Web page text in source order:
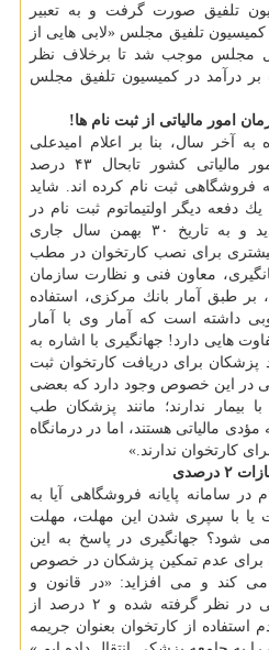
تلفیق صورت گرفت و به تعبیر
تلفیق مجلس «لابی هایی از
مجلس موجب شد تا برخلاف نظر
بر درآمد در كمیسیون تلفیق مجلس
امور مالیاتی از ثبت نام ها!
آخر سال، بنا بر اعلام امیدعلی
پارسا، رئیس كل سازمان امور مالیاتی كشور تابحال ۴۳ درصد
فروشگاهی ثبت نام كرده اند. شاید
دفعه دیگر اولتیماتوم ثبت نام در
سامانه پایانه فروشگاهی تمدید و به تاریخ ۳۰ بهمن سال جاری
برای نصب كارتخوان در مطب
معاون فنی و نظارت سازمان
طبق آمار بانك مركزی، استفاده
داشته است كه آمار وی با آمار
هایی دارد! جهانگیری با اشاره به
بیشتر از ۵۰ درصد پزشكان برای دریافت كارتخوان ثبت
در این خصوص وجود دارد كه بعضی
بیمار ندارند؛ مانند پزشكان طب
مالیاتی هستند، اما در درمانگاه
كارتخوان ندارند.»
سامانه پایانه فروشگاهی آیا به
یا با سپری شدن این مهلت، مهلت
شود؟ جهانگیری در پاسخ به این
برای عدم تمكین پزشكان در خصوص
می كند و می افزاید: «در قانون و
سامانه مودیان مالیاتی جرائمی در نظر گرفته شده و ۲ درصد از
از كارتخوان بعنوان جریمه